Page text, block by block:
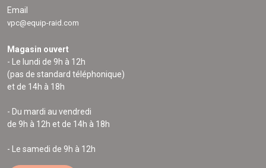
Email
vpc@equip-raid.com
Magasin ouvert
- Le lundi de 9h à 12h
(pas de standard téléphonique)
et de 14h à 18h
- Du mardi au vendredi
de 9h à 12h et de 14h à 18h
- Le samedi de 9h à 12h